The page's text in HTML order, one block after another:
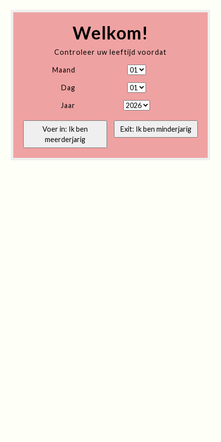
Welkom!
Controleer uw leeftijd voordat
Maand
Dag
Jaar